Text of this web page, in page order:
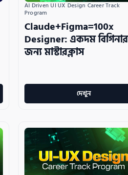
AI Driven UI UX Design Career Track
Program
Claude+Figma=100x
Designer: একদম
জন্য মাস্টারক্লাস
দেখুন